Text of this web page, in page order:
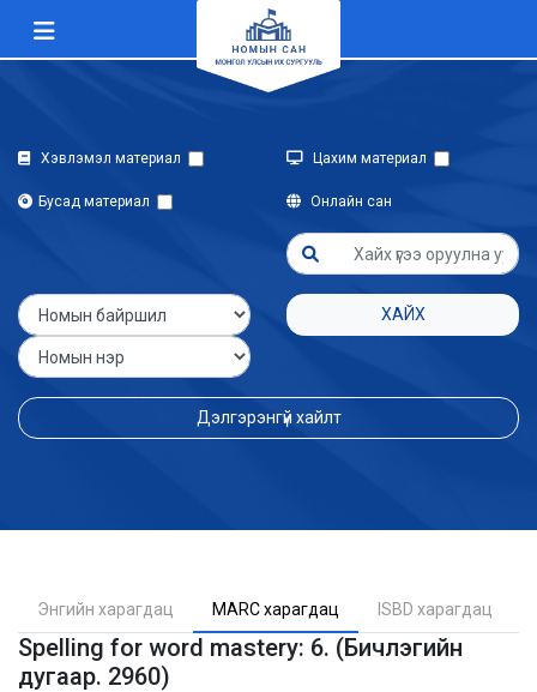
Хэвлэмэл материал Цахим материал
Бусад материал Онлайн сан
ХАЙХ
Дэлгэрэнгүй хайлт
Энгийн харагдац MARC харагдац ISBD харагдац
Spelling for word mastery: 6. (Бичлэгийн
дугаар. 2960)